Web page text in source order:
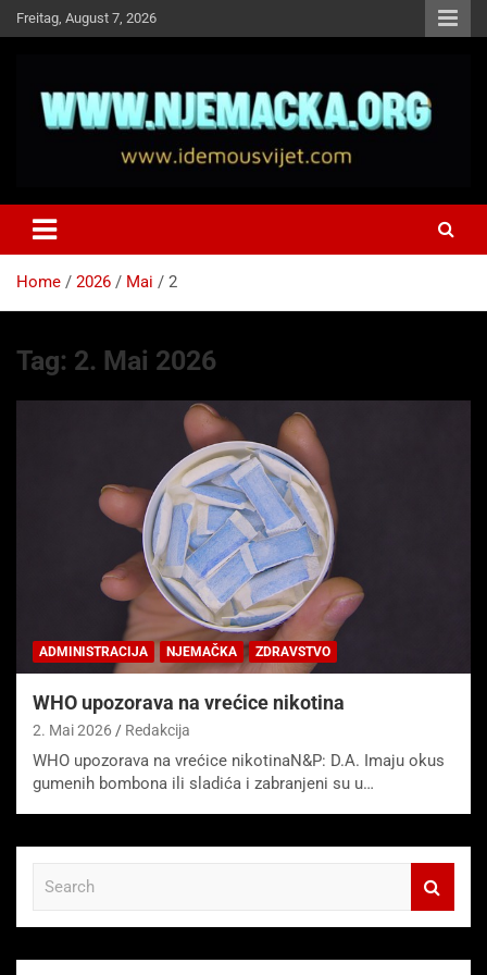
Skip
to
Freitag, August 7, 2026
Idemo u Svijet-Njemacka!
Home 2026 Mai 2
Tag: 2. Mai 2026
ADMINISTRACIJA NJEMAČKA ZDRAVSTVO
WHO upozorava na vrećice nikotina
2. Mai 2026 Redakcija
WHO upozorava na vrećice nikotinaN&P: D.A. Imaju okus
gumenih bombona ili sladića i zabranjeni su u…
c